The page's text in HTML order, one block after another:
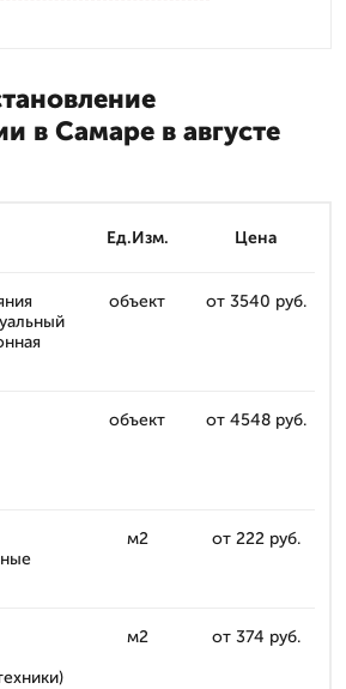
в Самаре в августе
Ед.Изм. Цена
объект от 3540 руб.
объект от 4548 руб.
м2 от 222 руб.
м2 от 374 руб.